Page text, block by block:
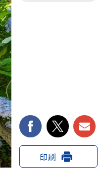
facebooktwitter
印刷